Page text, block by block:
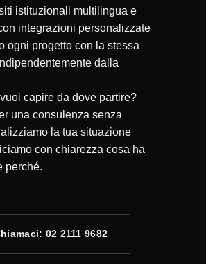
istituzionali multilingua e
integrazioni personalizzate
ogni progetto con la stessa
dalla
capire da dove partire?
una consulenza senza
la tua situazione
con chiarezza cosa ha
perché.
02 2111 9682